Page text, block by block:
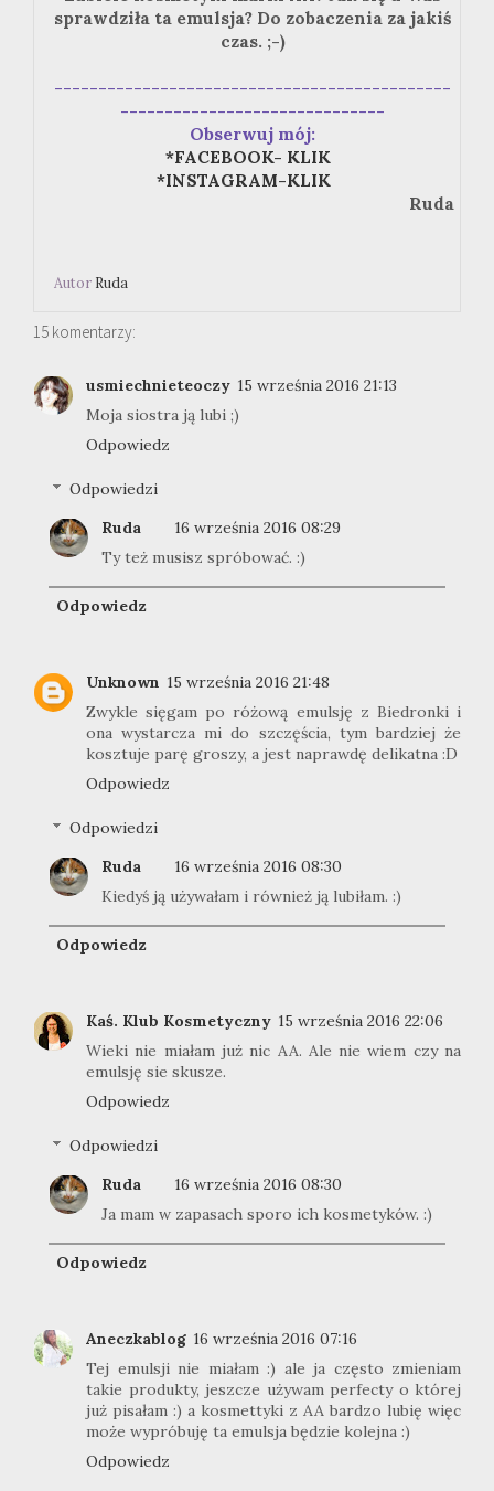
sprawdziła ta emulsja? Do zobaczenia za jakiś
czas. ;-)
---------------------------------------------
------------------------------
Obserwuj mój:
*FACEBOOK- KLIK
*INSTAGRAM-KLIK
Ruda
Autor Ruda
15 komentarzy:
usmiechnieteoczy 15 września 2016 21:13
Moja siostra ją lubi ;)
Odpowiedz
Odpowiedzi
Ruda
16 września 2016 08:29
Ty też musisz spróbować. :)
Odpowiedz
Unknown 15 września 2016 21:48
Zwykle sięgam po różową emulsję z Biedronki i
ona wystarcza mi do szczęścia, tym bardziej że
kosztuje parę groszy, a jest naprawdę delikatna :D
Odpowiedz
Odpowiedzi
Ruda
16 września 2016 08:30
Kiedyś ją używałam i również ją lubiłam. :)
Odpowiedz
Kaś. Klub Kosmetyczny 15 września 2016 22:06
Wieki nie miałam już nic AA. Ale nie wiem czy na
emulsję sie skusze.
Odpowiedz
Odpowiedzi
Ruda
16 września 2016 08:30
Ja mam w zapasach sporo ich kosmetyków. :)
Odpowiedz
Aneczkablog 16 września 2016 07:16
Tej emulsji nie miałam :) ale ja często zmieniam
takie produkty, jeszcze używam perfecty o której
już pisałam :) a kosmettyki z AA bardzo lubię więc
może wypróbuję ta emulsja będzie kolejna :)
Odpowiedz